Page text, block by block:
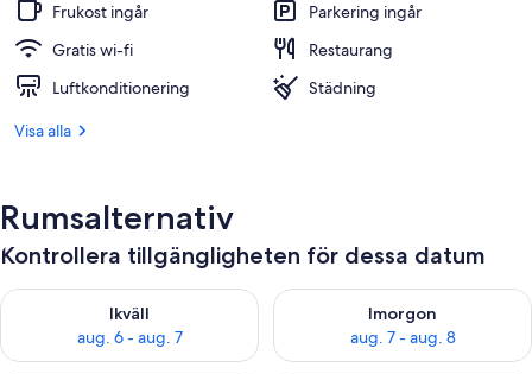
Dubbelrum - delat badrum
Frukost ingår
Parkering ingår
Gratis wi-fi
Restaurang
Luftkonditionering
Städning
Visa alla
Rumsalternativ
Kontrollera tillgängligheten för dessa datum
Ikväll
aug. 6 - aug. 7
Kontrollera tillgängligheten för ikväll aug. 6 - aug. 7
Imorgon
aug. 7 - aug. 8
Kontrollera tillgängligheten